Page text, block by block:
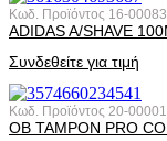
Κωδ. Προϊόντος 16-00083
ADIDAS A/SHAVE
Συνδεθείτε για τιμή
Κωδ. Προϊόντος 20-00001
OB ΤΑΜΡΟΝ PRO